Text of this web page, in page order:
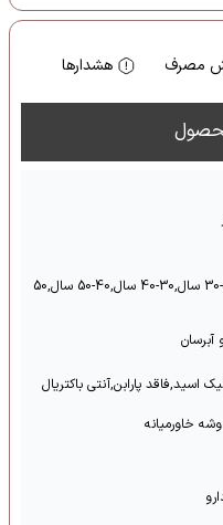
مصرف هشدارها
زیر 20 سال,20-30 سال,30-40 سال,40-50 سال,50
آبرسان
اسید,فاقد پارابن,آنتی باکتریال
خاورمیانه